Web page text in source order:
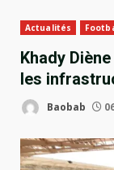
Actualités
Khady
les
Baobab